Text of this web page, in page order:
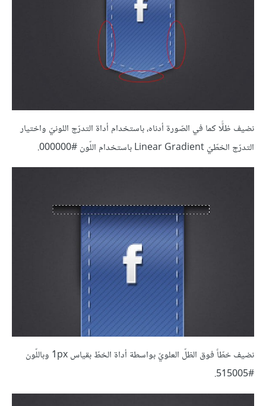
نضيف ظلًّا كما في الصّورة أدناه، باستخدام أداة التدرّج اللونيّ واختيار
التدرّج الخطّيّ Linear Gradient باستخدام اللّون #000000.
نضيف خطّاً فوق الظلّ العلويّ بواسطة أداة الخطّ بقياس 1px وباللّون
#515005.